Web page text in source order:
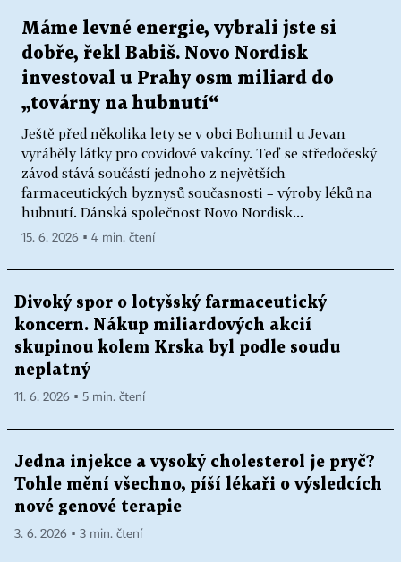
Máme levné energie, vybrali jste si
dobře, řekl Babiš. Novo Nordisk
investoval u Prahy osm miliard do
„továrny na hubnutí“
Ještě před několika lety se v obci Bohumil u Jevan
vyráběly látky pro covidové vakcíny. Teď se středočeský
závod stává součástí jednoho z největších
farmaceutických byznysů současnosti – výroby léků na
hubnutí. Dánská společnost Novo Nordisk...
15. 6. 2026 ▪ 4 min. čtení
Divoký spor o lotyšský farmaceutický
koncern. Nákup miliardových akcií
skupinou kolem Krska byl podle soudu
neplatný
11. 6. 2026 ▪ 5 min. čtení
Jedna injekce a vysoký cholesterol je pryč?
Tohle mění všechno, píší lékaři o výsledcích
nové genové terapie
3. 6. 2026 ▪ 3 min. čtení